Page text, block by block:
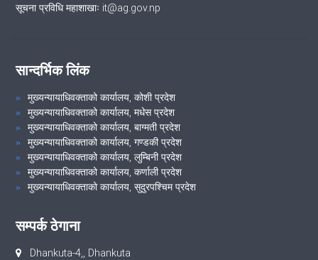
सूचना प्रविधि महाशाखाः it@ag.gov.np
सान्दर्भिक लिंक
मुख्यन्यायाधिवक्ताको कार्यालय, कोशी प्रदेश
मुख्यन्यायाधिवक्ताको कार्यालय, मधेस प्रदेश
मुख्यन्यायाधिवक्ताको कार्यालय, बाग्मती प्रदेश
मुख्यन्यायाधिवक्ताको कार्यालय, गण्डकी प्रदेश
मुख्यन्यायाधिवक्ताको कार्यालय, लुम्बिनी प्रदेश
मुख्यन्यायाधिवक्ताको कार्यालय, कर्णाली प्रदेश
मुख्यन्यायाधिवक्ताको कार्यालय, सुदुरपश्चिम प्रदेश
सम्पर्क ठेगाना
Dhankuta-4,, Dhankuta